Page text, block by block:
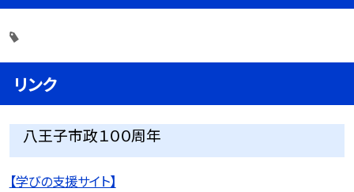
リンク
八王子市政１００周年
【学びの支援サイト】